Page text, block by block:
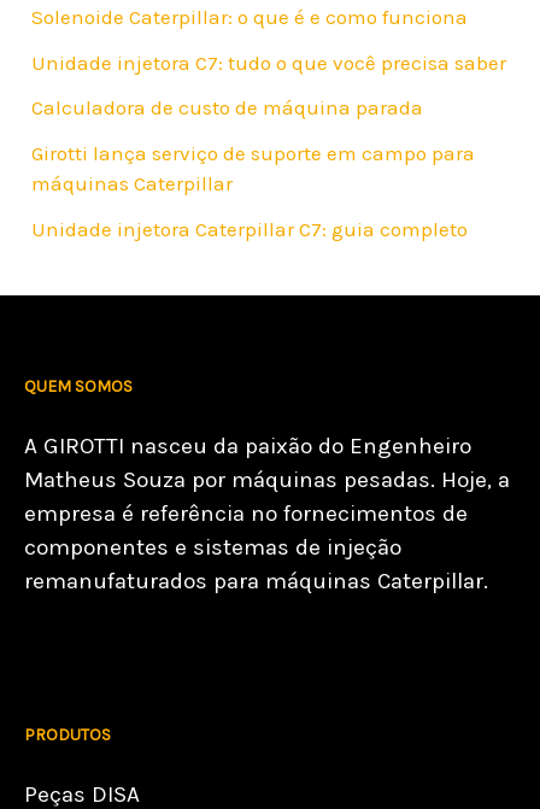
Solenoide Caterpillar: o que é e como funciona
Unidade injetora C7: tudo o que você precisa saber
Calculadora de custo de máquina parada
Girotti lança serviço de suporte em campo para
máquinas Caterpillar
Unidade injetora Caterpillar C7: guia completo
QUEM SOMOS
A GIROTTI nasceu da paixão do Engenheiro
Matheus Souza por máquinas pesadas. Hoje, a
empresa é referência no fornecimentos de
componentes e sistemas de injeção
remanufaturados para máquinas Caterpillar.
PRODUTOS
Peças DISA